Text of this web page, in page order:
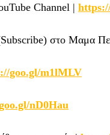
Channel |
στο Μαμα
goo.gl/m1lMLV
nD0Hau